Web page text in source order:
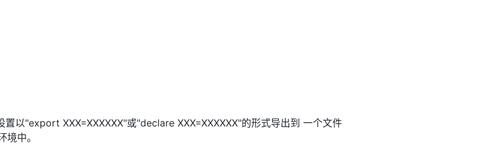
以"export XXX=XXXXXX"或"declare XXX=XXXXXX"的形式导出到 一个文件
中。